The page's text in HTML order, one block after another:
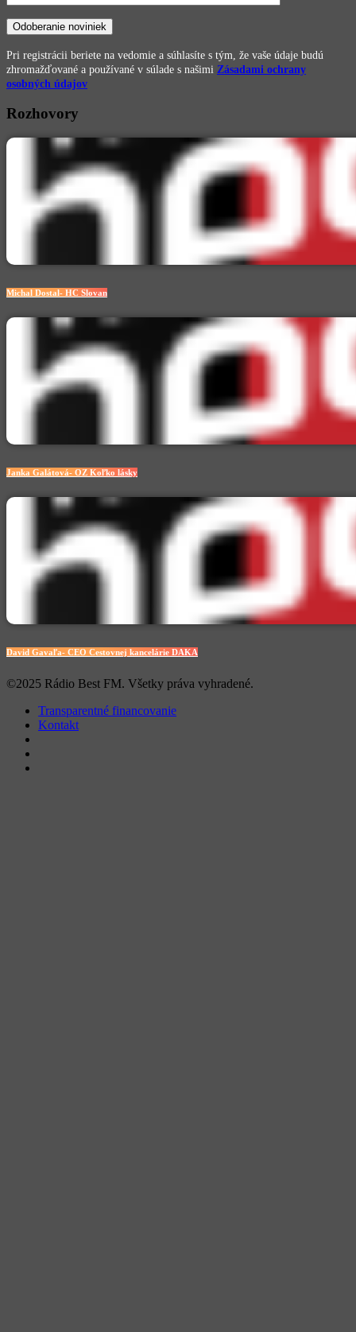
Pri registrácii beriete na vedomie a súhlasíte s tým, že vaše údaje budú
zhromažďované a používané v súlade s našimi Zásadami ochrany
osobných údajov
Rozhovory
Michal Dostal- HC Slovan
Janka Galátová- OZ Koľko lásky
David Gavaľa- CEO Cestovnej kancelárie DAKA
©2025 Rádio Best FM. Všetky práva vyhradené.
Transparentné financovanie
Kontakt